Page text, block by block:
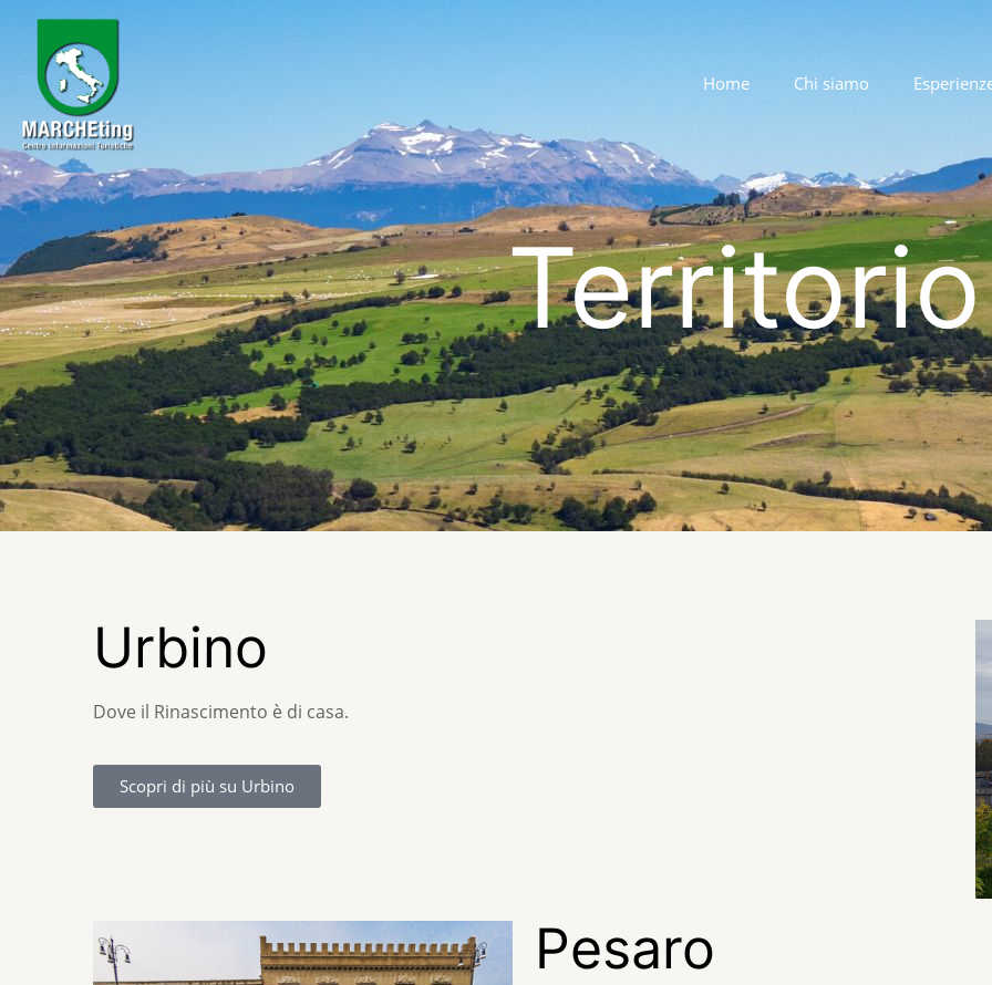
Home Chi siamo
Territorio
Urbino
Dove il Rinascimento è di casa.
Scopri di più su Urbino
Pesaro